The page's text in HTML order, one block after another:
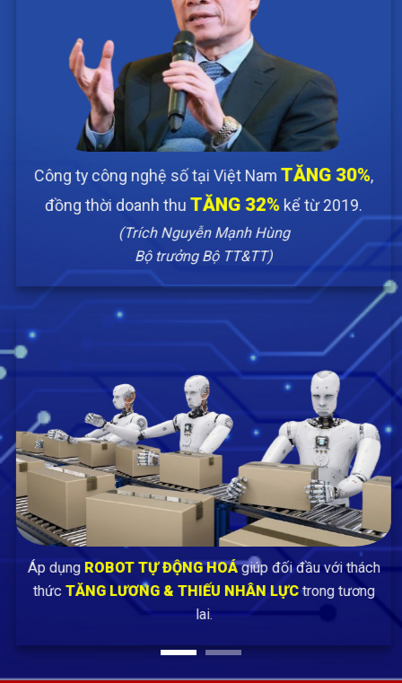
Công ty công nghệ số tại Việt Nam TĂNG30%,
đồng thời doanh thu TĂNG 32%kểtừ 2019.
(Trích Nguyễn Mạnh Hùng
Bộ trưởng Bộ TT&TT)
Áp dụng ROBOT TỰ ĐỘNG HOÁgiúp đối đầu với thách
thức TĂNG LƯƠNG & THIẾU NHÂN LỰCtrong tương
lai.